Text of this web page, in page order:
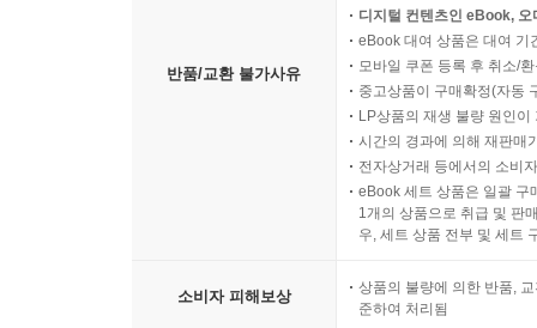
반품/교환 불가사유
디지털 컨텐츠인 eBook,
eBook 대여 상품은 대여 기
모바일 쿠폰 등록 후 취소/
중고상품이 구매확정(자동
LP상품의 재생 불량 원인
시간의 경과에 의해 재판매
전자상거래 등에서의 소비
eBook 세트 상품은 일괄 구
1개의 상품으로 취급 및 판
우, 세트 상품 전부 및 세트
소비자 피해보상
상품의 불량에 의한 반품,
준하여 처리됨